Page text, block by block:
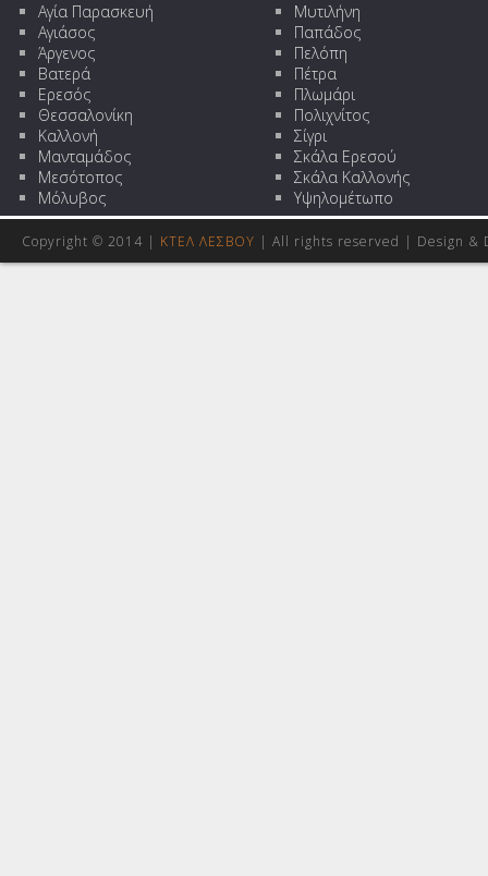
Αγία Παρασκευή
Αγιάσος
Άργενος
Βατερά
Ερεσός
Θεσσαλονίκη
Καλλονή
Μανταμάδος
Μεσότοπος
Μόλυβος
Μυτιλήνη
Παπάδος
Πελόπη
Πέτρα
Πλωμάρι
Πολιχνίτος
Σίγρι
Σκάλα Ερεσού
Σκάλα Καλλονής
Υψηλομέτωπο
Copyright © 2014 | ΚΤΕΛ ΛΕΣΒΟΥ | All rights reserved | Design &